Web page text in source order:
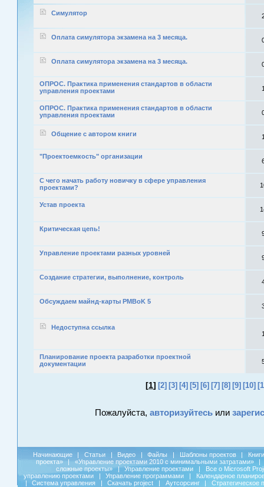
Симулятор
Оплата симулятора экзамена на 3 месяца.
Оплата симулятора экзамена на 3 месяца.
ОПРОС. Практика применения стандартов в области
управления проектами
ОПРОС. Практика применения стандартов в области
управления проектами
Общение с автором книги
"Проектоемкость" организации
С чего начать работу новичку в сфере управления
проектами?
Устав проекта
Критическая цепь!
Управление проектами разных уровней
Создание стратегии, выполнение, контроль
Обсуждаем майнд-карты PMBoK 5
Недоступна ссылка
Планирование проекта разработки проектной
документации
[1] [2] [3] [4] [5] [6] [7] [8] [9] [10]
Пожалуйста, авторизуйтесьили
Начинающие | Статьи | Видео | Файлы | Шаблоны проектов |
Книги
проекта»
| «Управление проектами 2010 с минимальными затратами»
|
сложные проекты»
| Управление проектами |
Все о Microsoft
управлению проектами
| Управление программами |
Календарное
|
Система управления | Скачать project | Аутсорсинг |
Стратегическое